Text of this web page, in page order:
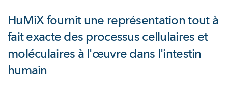
HuMiX fournit une représentation tout à
fait exacte des processus cellulaires et
moléculaires à l'œuvre dans l'intestin
humain